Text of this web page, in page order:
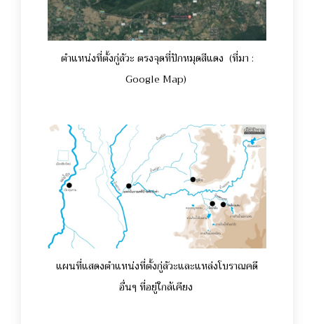
ตำแหน่งที่ตั้งกู่ลัวะ ตรงจุดที่ปักหมุดสีแดง (ที่มา :
Google Map)
แผนที่แสดงตำแหน่งที่ตั้งกู่ลัวะและแหล่งโบราณคดี
อื่นๆ ที่อยู่ใกล้เคียง